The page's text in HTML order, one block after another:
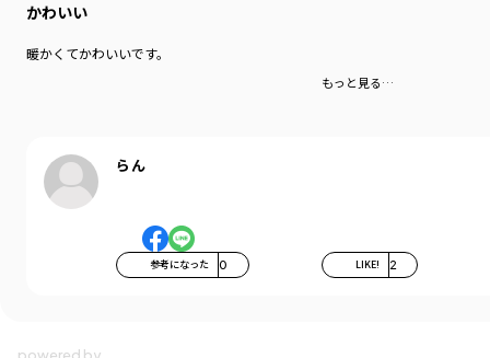
かわいい
暖かくてかわいいです。
もっと見る…
らん
参考になった 0 LIKE! 2